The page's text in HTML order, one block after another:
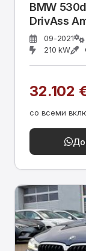
BMW
DrivAss
09-2021
210 kW
32.102
со всеми